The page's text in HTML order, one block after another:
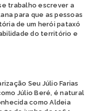
trabalho escrever a
para que as pessoas
de um herói pataxó
do território e
Seu Júlio Farias
Júlio Beré, é natural
como Aldeia